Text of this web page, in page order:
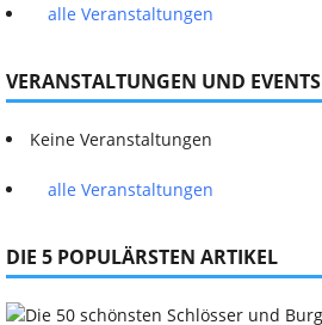
alle Veranstaltungen
VERANSTALTUNGEN UND EVENTS
Keine Veranstaltungen
alle Veranstaltungen
DIE 5 POPULÄRSTEN ARTIKEL